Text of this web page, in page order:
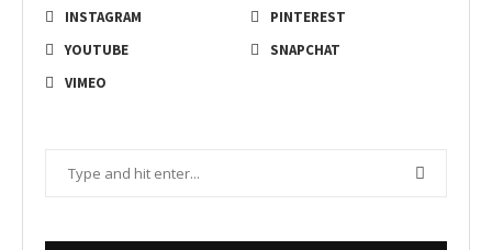
INSTAGRAM
PINTEREST
YOUTUBE
SNAPCHAT
VIMEO